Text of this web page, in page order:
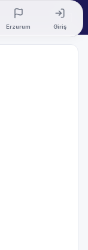
Erzurum Giriş